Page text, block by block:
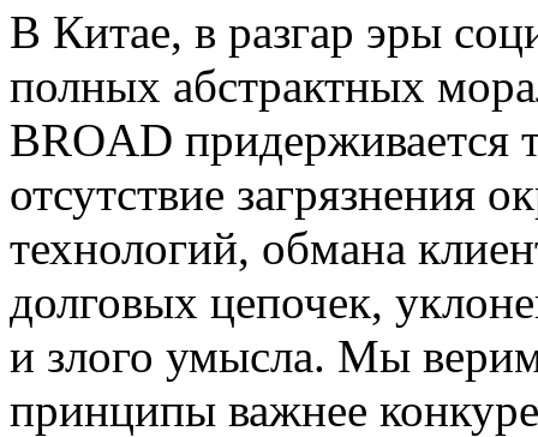
В Китае, в разгар эры
полных абстрактных
BROAD придерживается
отсутствие загрязнения
технологий, обмана
долговых цепочек,
и злого умысла. Мы
принципы важнее